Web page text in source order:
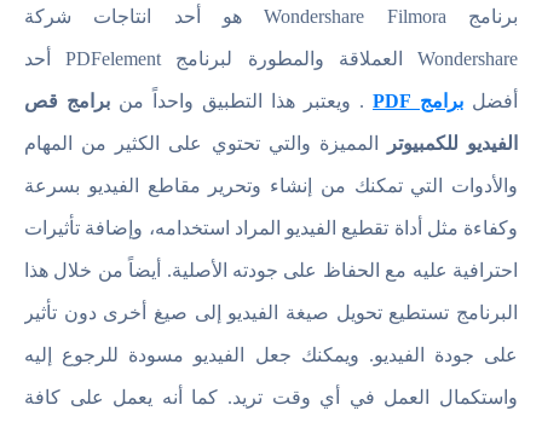
برنامج Wondershare Filmora هو أحد انتاجات شركة
Wondershare العملاقة والمطورة لبرنامج PDFelement أحد
أفضل برامج PDF . ويعتبر هذا التطبيق واحداً من برامج قص
الفيديو للكمبيوتر المميزة والتي تحتوي على الكثير من المهام
والأدوات التي تمكنك من إنشاء وتحرير مقاطع الفيديو بسرعة
وكفاءة مثل أداة تقطيع الفيديو المراد استخدامه، وإضافة تأثيرات
احترافية عليه مع الحفاظ على جودته الأصلية. أيضاً من خلال هذا
البرنامج تستطيع تحويل صيغة الفيديو إلى صيغ أخرى دون تأثير
على جودة الفيديو. ويمكنك جعل الفيديو مسودة للرجوع إليه
واستكمال العمل في أي وقت تريد. كما أنه يعمل على كافة